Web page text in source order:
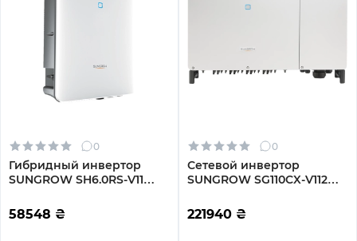
0
Гибридный инвертор
SUNGROW SH6.0RS-V11
Однофазный (ASH00099)
58548 ₴
0
Сетевой инвертор
SUNGROW SG110CX-V112
Трехфазный (ASG02271)
221940 ₴